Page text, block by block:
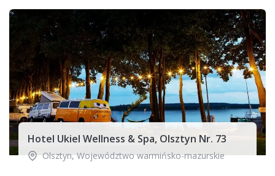
Hotel Ukiel Wellness & Spa, Olsztyn Nr. 73
Olsztyn,Województwo warmińsko-mazurskie